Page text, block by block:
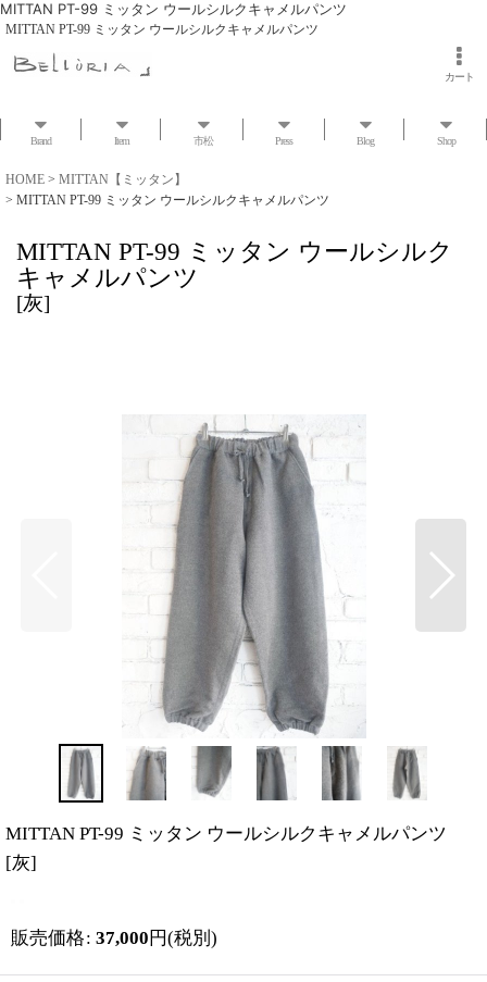
MITTAN PT-99 ミッタン ウールシルクキャメルパンツ
MITTAN PT-99 ミッタン ウールシルクキャメルパンツ
カート
Brand Item 市松 Press Blog Shop
HOME > MITTAN【ミッタン】
> MITTAN PT-99 ミッタン ウールシルクキャメルパンツ
MITTAN PT-99 ミッタン ウールシルク
キャメルパンツ
[灰]
MITTAN PT-99 ミッタン ウールシルクキャメルパンツ
[灰]
販売価格: 37,000 円(税別)